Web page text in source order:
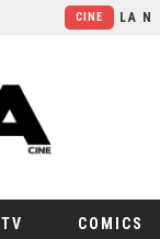
TV COMICS